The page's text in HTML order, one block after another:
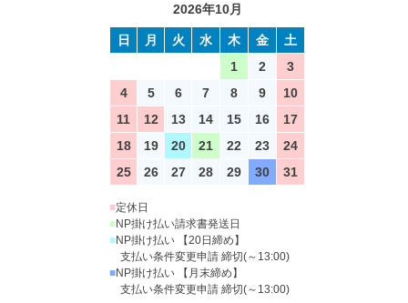
2026年10月
日 月 火 水 木 金
土
1
2
3
4
5 6 7 8 9
10
11
12 13 14 15 16
17
18
19 20 21 22 23
24
25
26 27 28 29 30 31
■定休日
■NP掛け払い請求書発送日
■NP掛け払い 【20日締め】
支払い条件変更申請 締切(～13:00)
■NP掛け払い 【月末締め】
支払い条件変更申請 締切(～13:00)